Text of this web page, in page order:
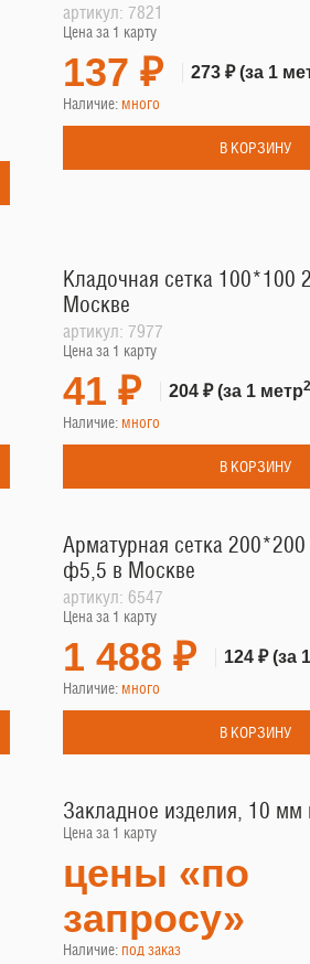
артикул: 7821
Цена за 1 карту
137 ₽ 273 ₽(за 1
Наличие: много
В КОРЗИНУ
Кладочная сетка 100*100
Москве
артикул: 7977
Цена за 1 карту
41 ₽ 204 ₽(за 1 метр
Наличие: много
В КОРЗИНУ
Арматурная сетка
ф5,5 в Москве
артикул: 6547
Цена за 1 карту
1 488 ₽ 124 ₽(за
Наличие: много
В КОРЗИНУ
Закладное изделия, 10 мм
Цена за 1 карту
цены «по
запросу»
Наличие: под заказ